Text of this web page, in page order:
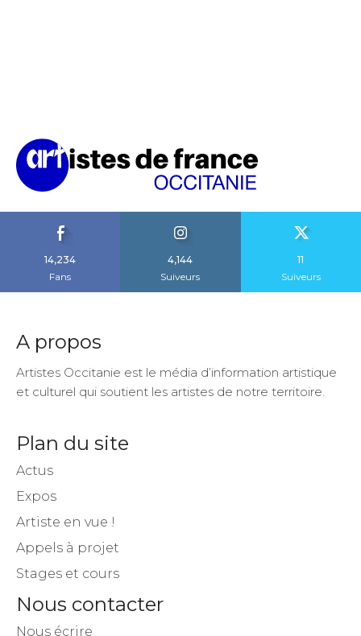
14,234
Fans
4,144
Suiveurs
11
Suiveurs
A propos
Artistes Occitanie est le média d’information artistique
et culturel qui soutient les artistes de notre territoire.
Plan du site
Actus
Expos
Artiste en vue !
Appels à projet
Stages et cours
Nous contacter
Nous écrire